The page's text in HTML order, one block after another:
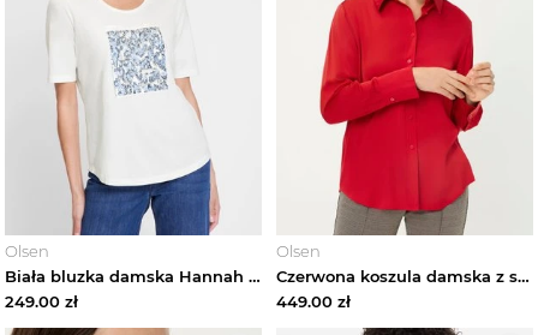
Olsen
Biała bluzka damska Hannah z cekinową aplikacją – Relaxed Code Olsen
249.00 zł
Olsen
Czerwona koszula damska z satynowym połyskiem – Urban Wild Olsen
449.00 zł